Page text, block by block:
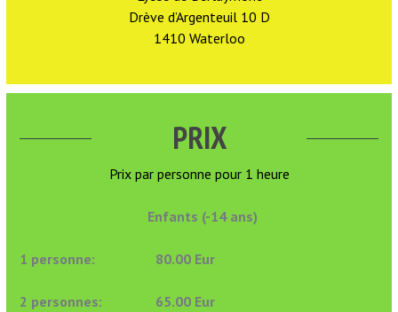
Drève d’Argenteuil 10 D
1410 Waterloo
PRIX
Prix par personne pour 1 heure
Enfants (-14 ans)
1 personne: 80.00 Eur
2 personnes: 65.00 Eur